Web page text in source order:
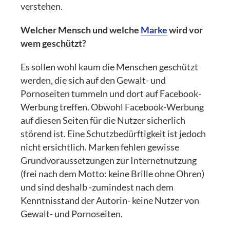
verstehen.
Welcher Mensch und welche Markewird vor
wem geschützt?
Es sollen wohl kaum die Menschen geschützt
werden, die sich auf den Gewalt- und
Pornoseiten tummeln und dort auf Facebook-
Werbung treffen. Obwohl Facebook-Werbung
auf diesen Seiten für die Nutzer sicherlich
störend ist. Eine Schutzbedürftigkeit ist jedoch
nicht ersichtlich. Marken fehlen gewisse
Grundvoraussetzungen zur Internetnutzung
(frei nach dem Motto: keine Brille ohne Ohren)
und sind deshalb -zumindest nach dem
Kenntnisstand der Autorin- keine Nutzer von
Gewalt- und Pornoseiten.